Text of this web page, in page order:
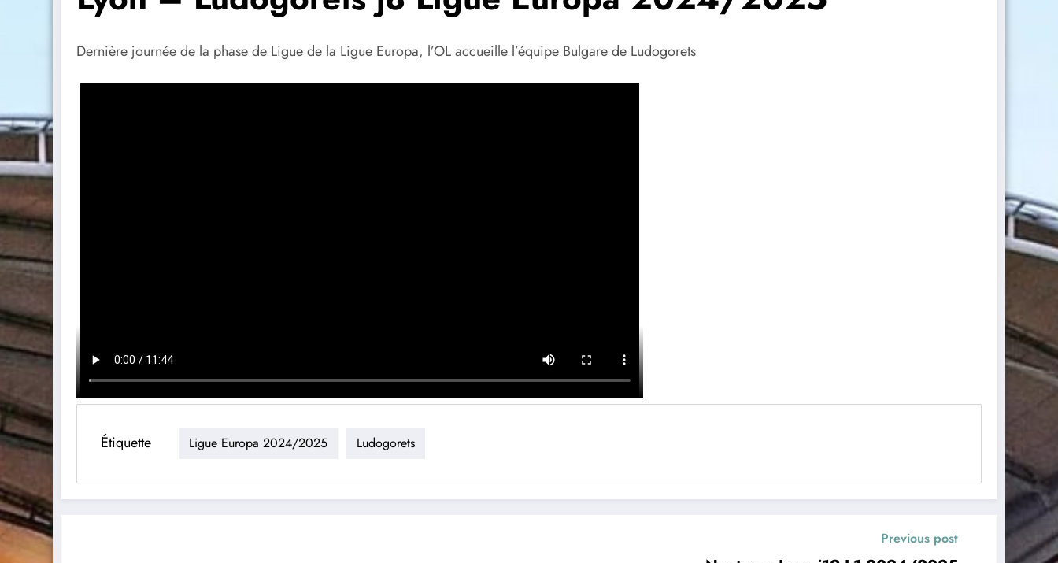
Dernière journée de la phase de Ligue de la Ligue Europa, l’OL accueille l’équipe Bulgare de Ludogorets
Étiquette Ligue Europa 2024/2025 Ludogorets
Previous post